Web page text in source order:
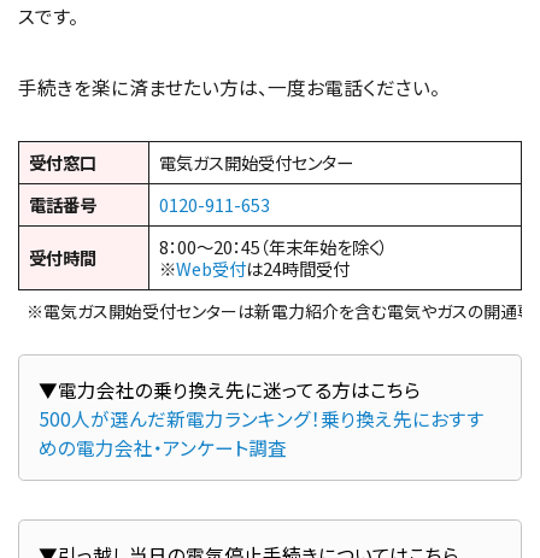
スです。
手続きを楽に済ませたい方は、一度お電話ください。
受付窓口
電気ガス開始受付センター
電話番号
0120-911-653
受付時間
8：00～20：45（年末年始を除く）
※Web受付は24時間受付
※電気ガス開始受付センターは新電力紹介を含む電気やガスの開通専
500人が選んだ新電力ランキング！乗り換え先におすす
めの電力会社・アンケート調査